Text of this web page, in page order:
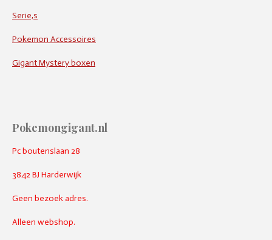
Serie,s
Pokemon Accessoires
Gigant Mystery boxen
Pokemongigant.nl
Pc boutenslaan 28
3842 BJ Harderwijk
Geen bezoek adres.
Alleen webshop.